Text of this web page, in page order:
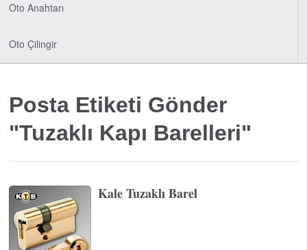
Oto Anahtarı
Oto Çilingir
Posta Etiketi Gönder
"Tuzaklı Kapı Barelleri"
Kale Tuzaklı Barel